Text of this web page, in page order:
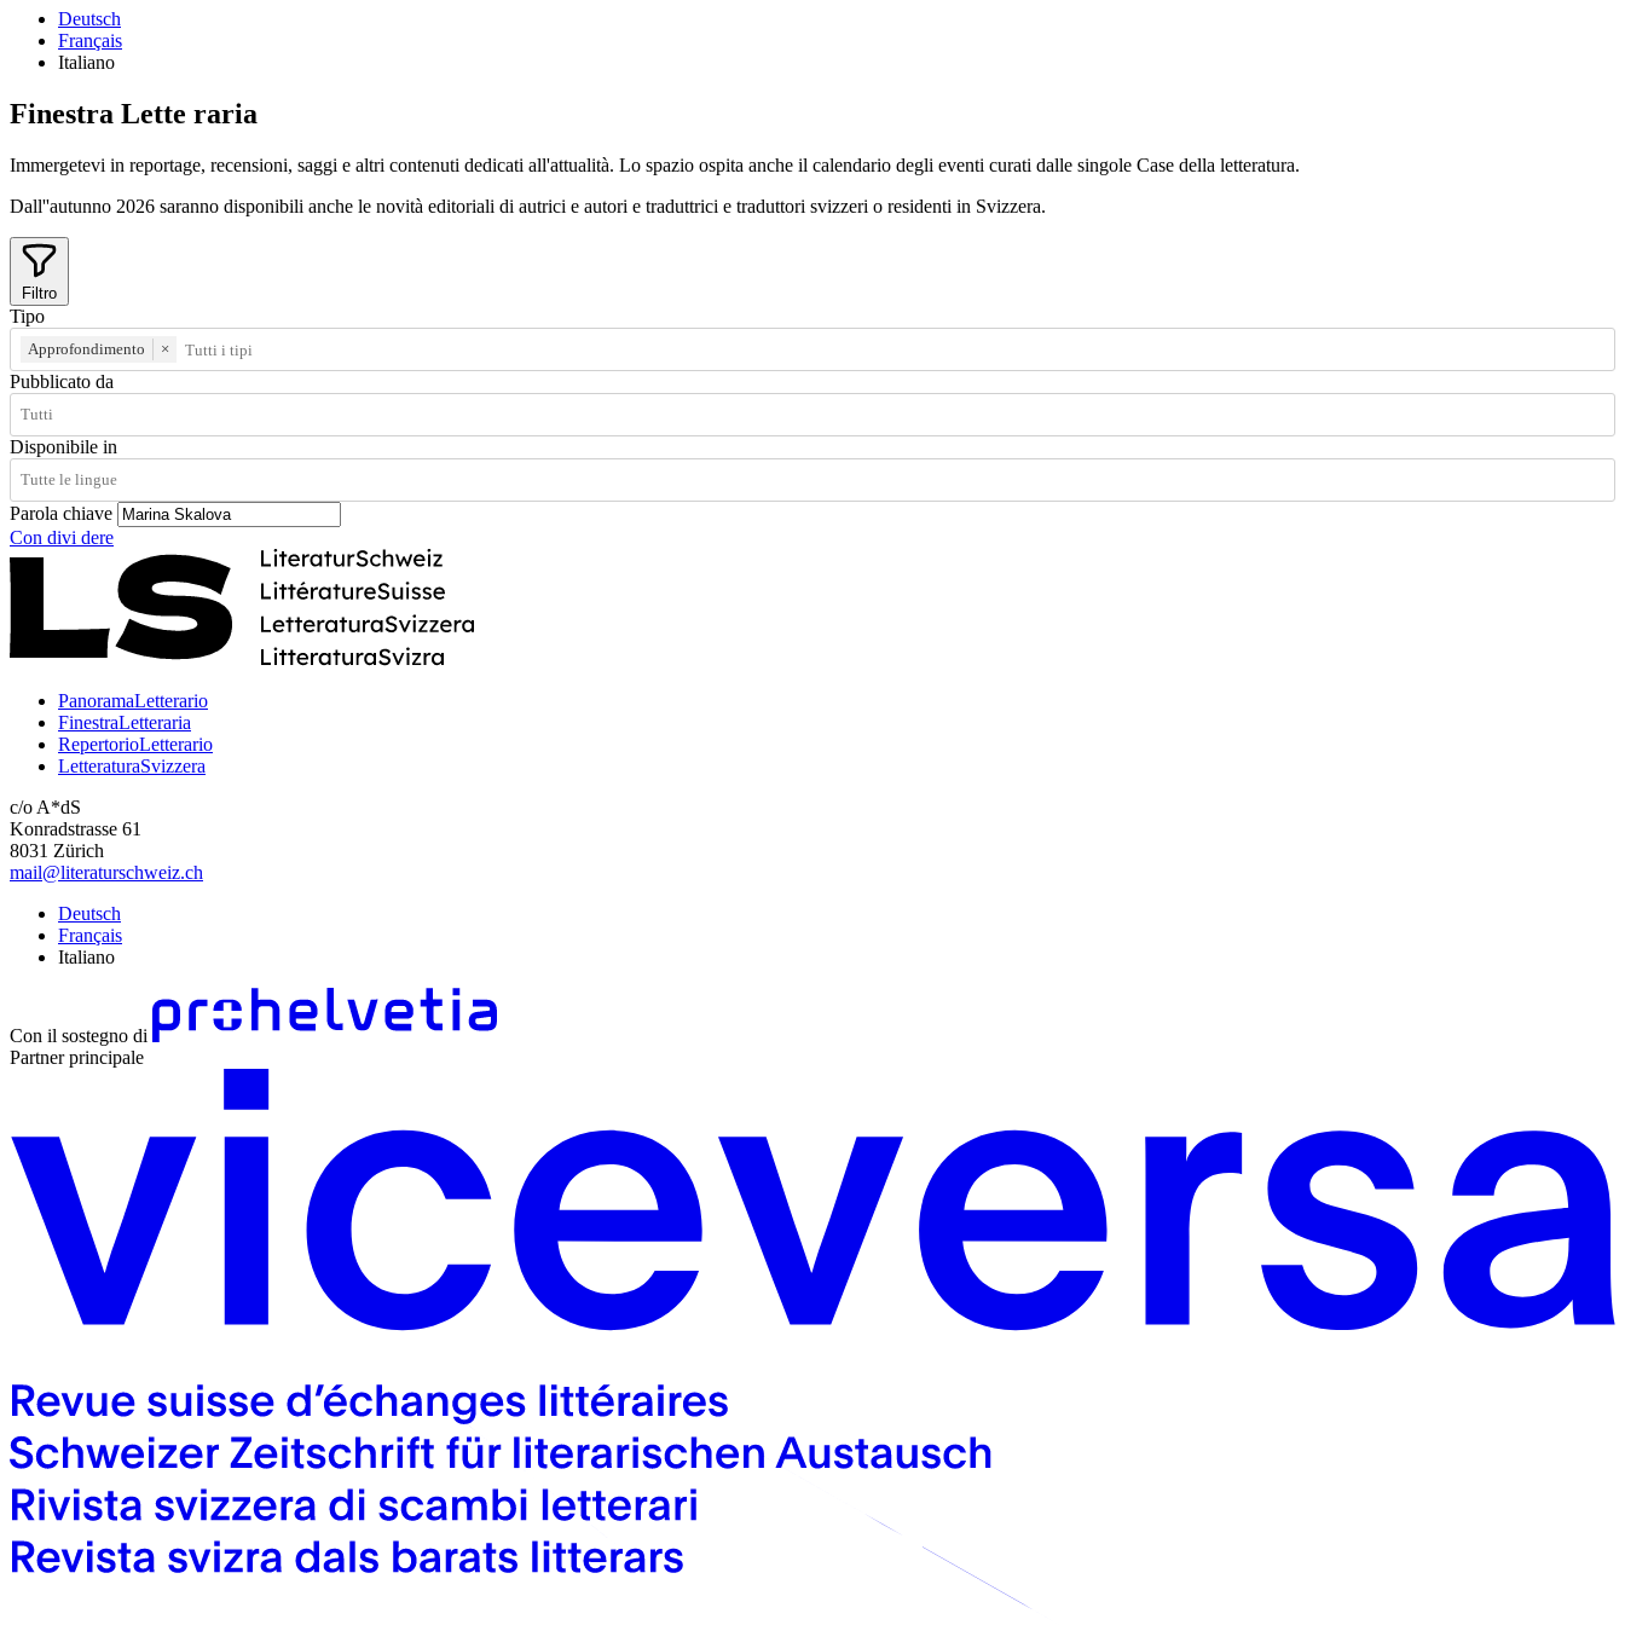
Deutsch
Français
Italiano
Finestra Lette raria
Immergetevi in reportage, recensioni, saggi e altri contenuti dedicati all'attualità. Lo spazio ospita anche il calendario degli eventi curati dalle singole Case della letteratura.
Dall''autunno 2026 saranno disponibili anche le novità editoriali di autrici e autori e traduttrici e traduttori svizzeri o residenti in Svizzera.
Filtro
Tipo
Approfondimento ×
Pubblicato da
Disponibile in
Parola chiave
Con divi dere
PanoramaLetterario
FinestraLetteraria
RepertorioLetterario
LetteraturaSvizzera
c/o A*dS
Konradstrasse 61
8031 Zürich
mail@literaturschweiz.ch
Deutsch
Français
Italiano
Con il sostegno di
Partner principale